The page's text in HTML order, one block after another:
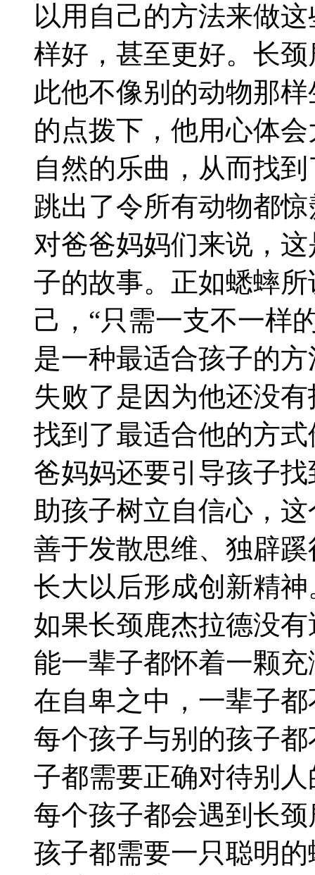
以用自己的方法来做
样好，甚至更好。长
此他不像别的动物那
的点拨下，他用心体
自然的乐曲，从而找
跳出了令所有动物都
对爸爸妈妈们来说，
子的故事。正如蟋蟀
己，“只需一支不一样
是一种最适合孩子的
失败了是因为他还没
找到了最适合他的方
爸妈妈还要引导孩子
助孩子树立自信心，
善于发散思维、独辟
长大以后形成创新精神
如果长颈鹿杰拉德没
能一辈子都怀着一颗
在自卑之中，一辈子
每个孩子与别的孩子
子都需要正确对待别
每个孩子都会遇到长
孩子都需要一只聪明